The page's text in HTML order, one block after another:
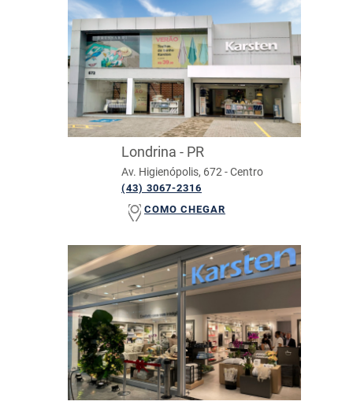
Londrina - PR
Av. Higienópolis, 672 - Centro
(43) 3067-2316
COMO CHEGAR